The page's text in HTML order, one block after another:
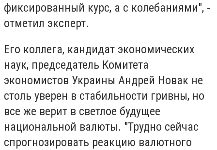
фиксированный курс, а с колебаниями", -
отметил эксперт.
Его коллега, кандидат экономических
наук, председатель Комитета
экономистов Украины Андрей Новак не
столь уверен в стабильности гривны, но
все же верит в светлое будущее
национальной валюты. "Трудно сейчас
спрогнозировать реакцию валютного